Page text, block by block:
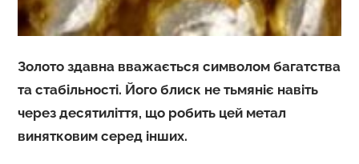
Золото здавна вважається символом багатства
та стабільності. Його блиск не тьмяніє навіть
через десятиліття, що робить цей метал
винятковим серед інших.